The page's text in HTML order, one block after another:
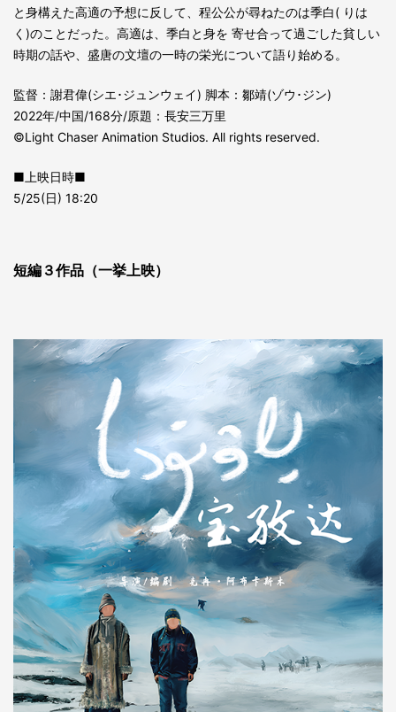
と身構えた高適の予想に反して、程公公が尋ねたのは季白( りは
く)のことだった。高適は、季白と身を 寄せ合って過ごした貧しい
時期の話や、盛唐の文壇の一時の栄光について語り始める。
監督：謝君偉(シエ･ジュンウェイ) 脚本：鄒靖(ゾウ･ジン)
2022年/中国/168分/原題：長安三万里
©Light Chaser Animation Studios. All rights reserved.
■上映日時■
5/25(日) 18:20
短編３作品（一挙上映）